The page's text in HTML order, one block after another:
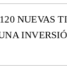
NUEVAS